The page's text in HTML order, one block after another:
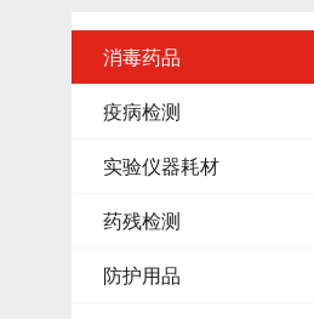
消毒药品
疫病检测
实验仪器耗材
药残检测
防护用品